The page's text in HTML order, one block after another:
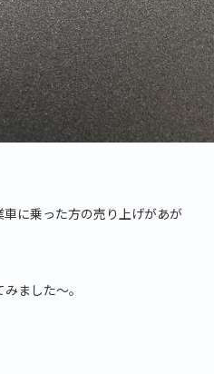
に乗った方の売り上げがあが
ました～。